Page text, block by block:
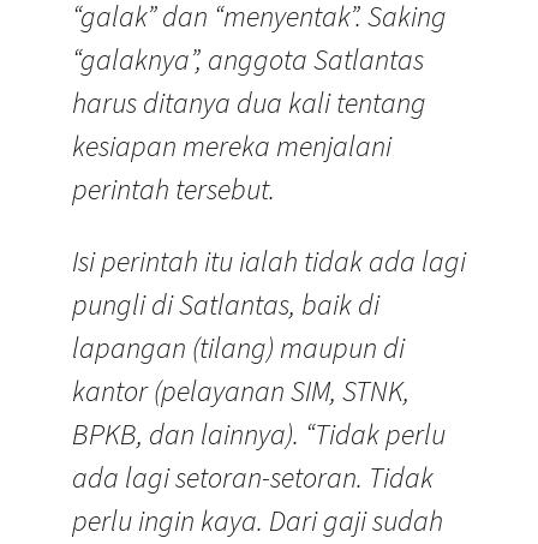
“galak” dan “menyentak”. Saking
“galaknya”, anggota Satlantas
harus ditanya dua kali tentang
kesiapan mereka menjalani
perintah tersebut.
Isi perintah itu ialah tidak ada lagi
pungli di Satlantas, baik di
lapangan (tilang) maupun di
kantor (pelayanan SIM, STNK,
BPKB, dan lainnya). “Tidak perlu
ada lagi setoran-setoran. Tidak
perlu ingin kaya. Dari gaji sudah